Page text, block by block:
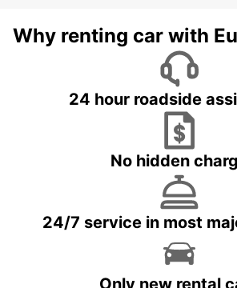
Why renting car with
24 hour roadside
No hidden
24/7 service in most